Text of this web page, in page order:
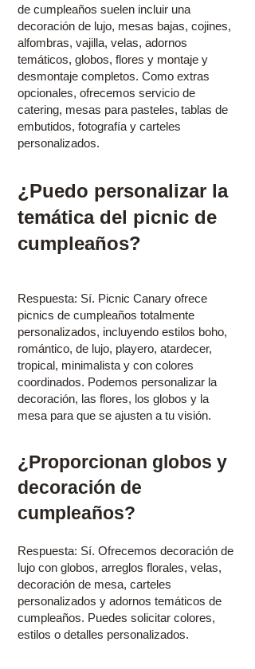
de cumpleaños suelen incluir una
decoración de lujo, mesas bajas, cojines,
alfombras, vajilla, velas, adornos
temáticos, globos, flores y montaje y
desmontaje completos. Como extras
opcionales, ofrecemos servicio de
catering, mesas para pasteles, tablas de
embutidos, fotografía y carteles
personalizados.
¿Puedo personalizar la
temática del picnic de
cumpleaños?
Respuesta: Sí. Picnic Canary ofrece
picnics de cumpleaños totalmente
personalizados, incluyendo estilos boho,
romántico, de lujo, playero, atardecer,
tropical, minimalista y con colores
coordinados. Podemos personalizar la
decoración, las flores, los globos y la
mesa para que se ajusten a tu visión.
¿Proporcionan globos y
decoración de
cumpleaños?
Respuesta: Sí. Ofrecemos decoración de
lujo con globos, arreglos florales, velas,
decoración de mesa, carteles
personalizados y adornos temáticos de
cumpleaños. Puedes solicitar colores,
estilos o detalles personalizados.